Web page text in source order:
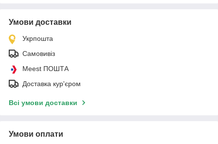
Умови доставки
Укрпошта
Самовивіз
Meest ПОШТА
Доставка кур'єром
Всі умови доставки
Умови оплати